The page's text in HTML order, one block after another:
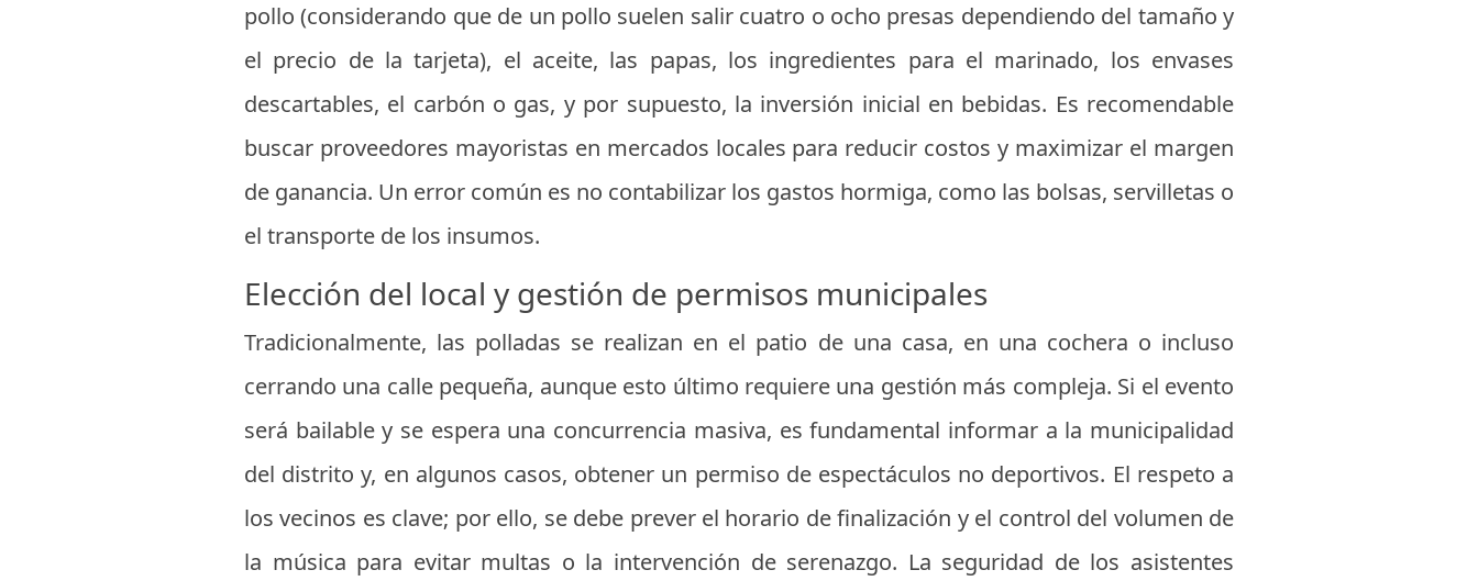
pollo (considerando que de un pollo suelen salir cuatro o ocho presas dependiendo del tamaño y
el precio de la tarjeta), el aceite, las papas, los ingredientes para el marinado, los envases
descartables, el carbón o gas, y por supuesto, la inversión inicial en bebidas. Es recomendable
buscar proveedores mayoristas en mercados locales para reducir costos y maximizar el margen
de ganancia. Un error común es no contabilizar los gastos hormiga, como las bolsas, servilletas o
el transporte de los insumos.
Elección del local y gestión de permisos municipales
Tradicionalmente, las polladas se realizan en el patio de una casa, en una cochera o incluso
cerrando una calle pequeña, aunque esto último requiere una gestión más compleja. Si el evento
será bailable y se espera una concurrencia masiva, es fundamental informar a la municipalidad
del distrito y, en algunos casos, obtener un permiso de espectáculos no deportivos. El respeto a
los vecinos es clave; por ello, se debe prever el horario de finalización y el control del volumen de
la música para evitar multas o la intervención de serenazgo. La seguridad de los asistentes